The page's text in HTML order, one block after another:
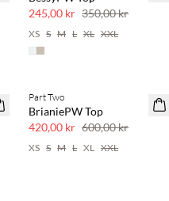
30 % rabatt
245,00 kr 350,00 kr
XS S M L XL XXL
SAVE20
Part Two
BrianiePW Top
420,00 kr 600,00 kr
XS S M L XL XXL